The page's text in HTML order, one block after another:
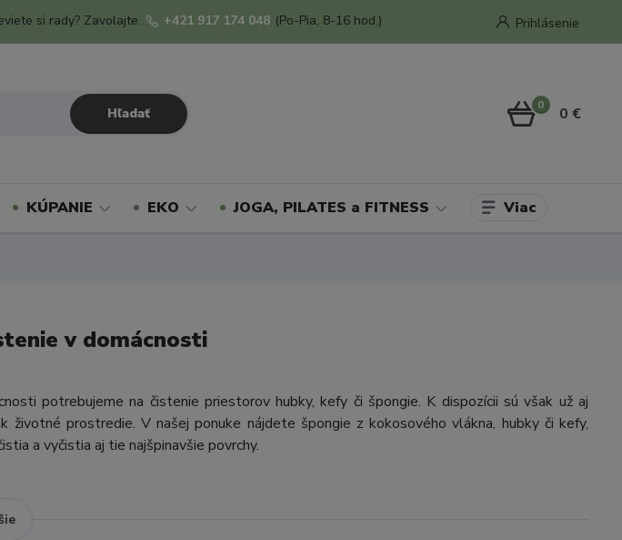
Prihlásenie
Hľadať
si rady? Zavolajte. +421 917 174 048 (Po-Pia, 8-16 hod.)
0 0 €
KÚPANIE EKO JOGA, PILATES a FITNESS Viac
v domácnosti
potrebujeme na čistenie priestorov hubky, kefy či špongie. K dispozícii sú však už aj
životné prostredie. V našej ponuke nájdete špongie z kokosového vlákna, hubky či kefy,
a vyčistia aj tie najšpinavšie povrchy.